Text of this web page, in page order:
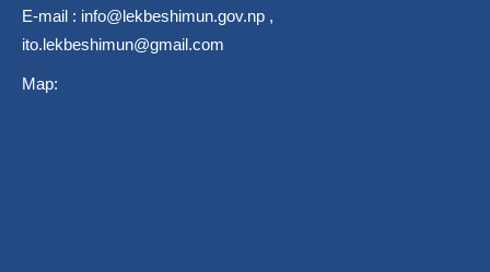
E-mail : info@lekbeshimun.gov.np ,
ito.lekbeshimun@gmail.com
Map: